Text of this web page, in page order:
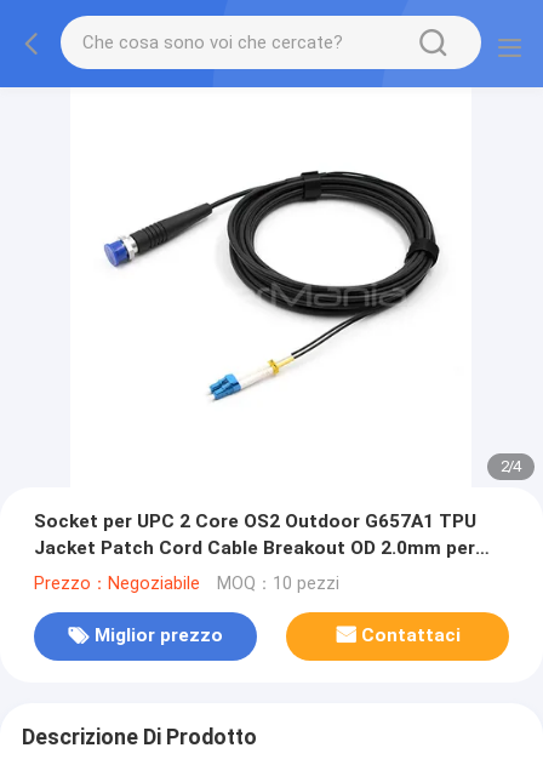
2/4
Socket per UPC 2 Core OS2 Outdoor G657A1 TPU
Jacket Patch Cord Cable Breakout OD 2.0mm per
una connessione a fibra ottica durevole
Prezzo：Negoziabile MOQ：10 pezzi
Miglior prezzo Contattaci
Descrizione Di Prodotto